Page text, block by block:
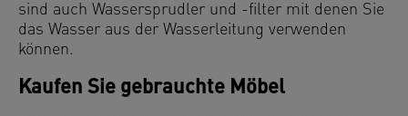
sind auch Wassersprudler und -filter mit denen Sie
das Wasser aus der Wasserleitung verwenden
können.
Kaufen Sie gebrauchte Möbel